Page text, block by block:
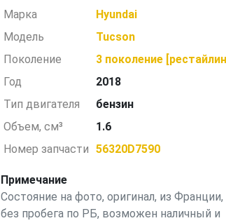
Марка
Hyundai
Модель
Tucson
Поколение
3 поколение
Год
2018
Тип двигателя
бензин
Объем, см³
1.6
Номер запчасти 56320D7590
Примечание
Состояние на фото, оригинал, из Франции,
без пробега по РБ, возможен наличный и